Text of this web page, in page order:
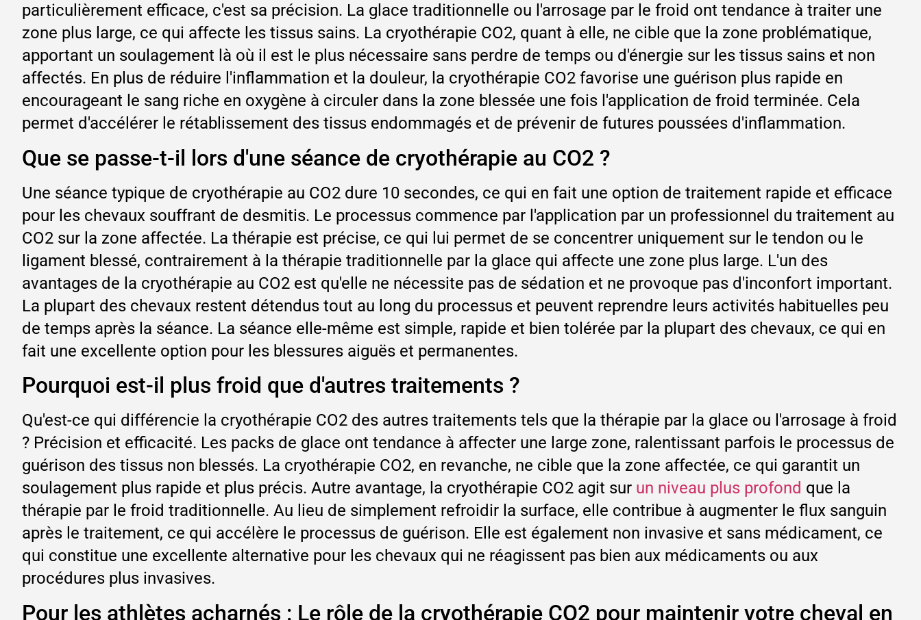
particulièrement efficace, c'est sa précision. La glace traditionnelle ou l'arrosage par le froid ont tendance à traiter une
zone plus large, ce qui affecte les tissus sains. La cryothérapie CO2, quant à elle, ne cible que la zone problématique,
apportant un soulagement là où il est le plus nécessaire sans perdre de temps ou d'énergie sur les tissus sains et non
affectés. En plus de réduire l'inflammation et la douleur, la cryothérapie CO2 favorise une guérison plus rapide en
encourageant le sang riche en oxygène à circuler dans la zone blessée une fois l'application de froid terminée. Cela
permet d'accélérer le rétablissement des tissus endommagés et de prévenir de futures poussées d'inflammation.
Que se passe-t-il lors d'une séance de cryothérapie au CO2 ?
Une séance typique de cryothérapie au CO2 dure 10 secondes, ce qui en fait une option de traitement rapide et efficace
pour les chevaux souffrant de desmitis. Le processus commence par l'application par un professionnel du traitement au
CO2 sur la zone affectée. La thérapie est précise, ce qui lui permet de se concentrer uniquement sur le tendon ou le
ligament blessé, contrairement à la thérapie traditionnelle par la glace qui affecte une zone plus large. L'un des
avantages de la cryothérapie au CO2 est qu'elle ne nécessite pas de sédation et ne provoque pas d'inconfort important.
La plupart des chevaux restent détendus tout au long du processus et peuvent reprendre leurs activités habituelles peu
de temps après la séance. La séance elle-même est simple, rapide et bien tolérée par la plupart des chevaux, ce qui en
fait une excellente option pour les blessures aiguës et permanentes.
Pourquoi est-il plus froid que d'autres traitements ?
Qu'est-ce qui différencie la cryothérapie CO2 des autres traitements tels que la thérapie par la glace ou l'arrosage à froid
? Précision et efficacité. Les packs de glace ont tendance à affecter une large zone, ralentissant parfois le processus de
guérison des tissus non blessés. La cryothérapie CO2, en revanche, ne cible que la zone affectée, ce qui garantit un
soulagement plus rapide et plus précis. Autre avantage, la cryothérapie CO2 agit sur un niveau plus profond que la
thérapie par le froid traditionnelle. Au lieu de simplement refroidir la surface, elle contribue à augmenter le flux sanguin
après le traitement, ce qui accélère le processus de guérison. Elle est également non invasive et sans médicament, ce
qui constitue une excellente alternative pour les chevaux qui ne réagissent pas bien aux médicaments ou aux
procédures plus invasives.
Pour les athlètes acharnés : Le rôle de la cryothérapie CO2 pour maintenir votre cheval en